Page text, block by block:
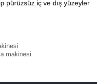
pürüzsüz iç ve dış yüzeyler
makinesi